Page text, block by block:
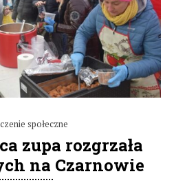
społeczne
zupa rozgrzała
na Czarnowie